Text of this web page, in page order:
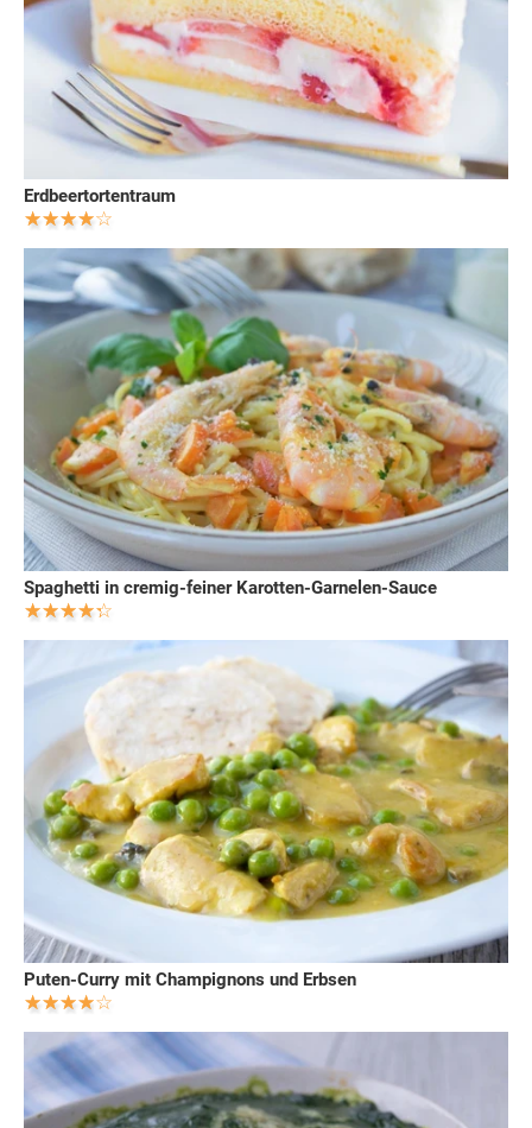
Erdbeertortentraum
Spaghetti in cremig-feiner Karotten-Garnelen-Sauce
Puten-Curry mit Champignons und Erbsen